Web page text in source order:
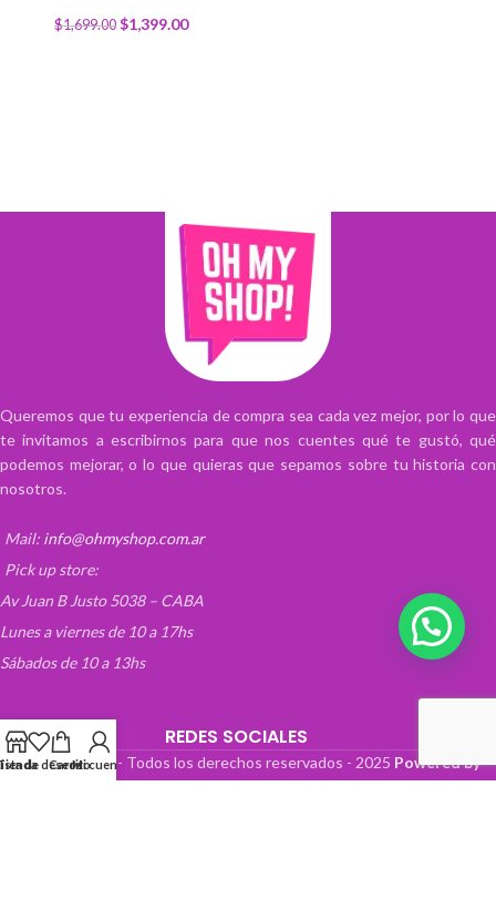
$1,699.00 $1,399.00
Queremos que tu experiencia de compra sea cada vez mejor, por lo que
te invitamos a escribirnos para que nos cuentes qué te gustó, qué
podemos mejorar, o lo que quieras que sepamos sobre tu historia con
nosotros.
Mail: info@ohmyshop.com.ar
Pick up store:
Av Juan B Justo 5038 – CABA
Lunes a viernes de 10 a 17hs
Sábados de 10 a 13hs
REDES SOCIALES
OhMyTienda! - Todos los derechos reservados - 2025 Powered by
Paper Boat Web Design.
de deseos
CarritoMi cuenta